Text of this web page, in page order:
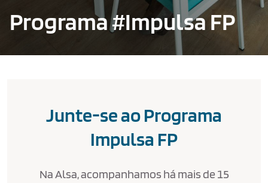
Programa #Impulsa FP
Junte-se ao Programa
Impulsa FP
Na Alsa, acompanhamos há mais de 15